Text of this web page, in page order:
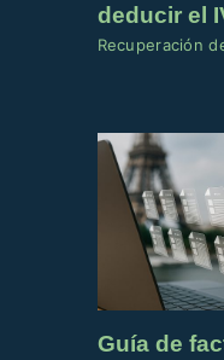
deducir el
Recuperación
Guía de